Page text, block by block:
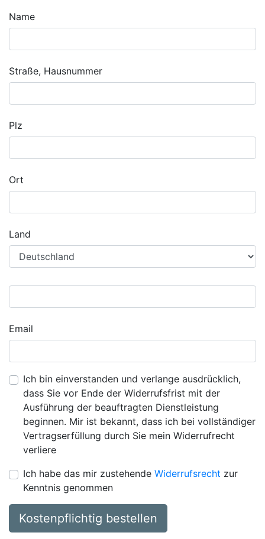
Name
Straße, Hausnummer
Plz
Ort
Land
Email
Ich bin einverstanden und verlange ausdrücklich,
dass Sie vor Ende der Widerrufsfrist mit der
Ausführung der beauftragten Dienstleistung
beginnen. Mir ist bekannt, dass ich bei vollständiger
Vertragserfüllung durch Sie mein Widerrufrecht
verliere
Ich habe das mir zustehende Widerrufsrecht zur
Kenntnis genommen
Kostenpflichtig bestellen